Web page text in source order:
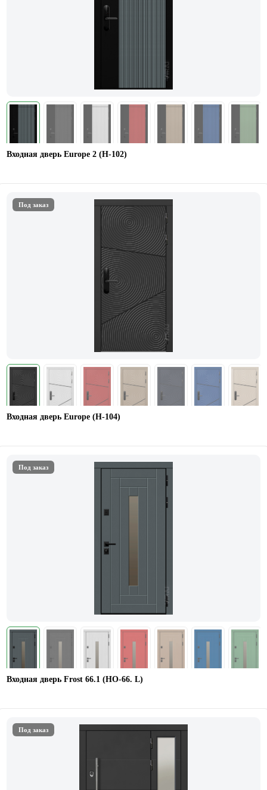
Входная дверь Europe 2 (Н-102)
Под заказ
Входная дверь Europe (Н-104)
Под заказ
Входная дверь Frost 66.1 (НО-66. L)
Под заказ